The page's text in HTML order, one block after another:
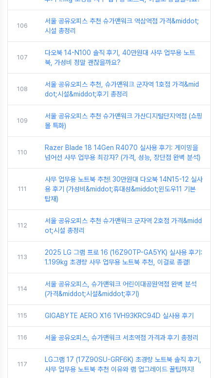
106
서울 공유오피스 추천 슈가맨워크 역삼역점 가격&middot;
시설 총정리
107
다오북 14-N100 솔직 후기, 40만원대 사무 업무용 노트
북, 가성비 정말 괜찮을까요?
108
서울 공유오피스 추천, 슈가맨워크 군자역 1호점 가격&mid
dot;시설&middot;후기 총정리
109
서울 공유오피스 추천 슈가맨워크 가산디지털단지역점 (쇼핑
몰 특화)
110
Razer Blade 18 14Gen R4070 실사용 후기: 게이밍을
넘어선 사무 업무용 최강자? (가격, 성능, 장단점 완벽 분석)
111
사무 업무용 노트북 추천! 30만원대 다오북 14N15-12 실사
용 후기 (가성비&middot;휴대성&middot;윈도우11 기본
탑재)
112
서울 공유오피스 추천 슈가맨워크 군자역 2호점 가격&midd
ot;시설 총정리
113
2025 LG 그램 프로 16 (16Z90TP-GA5YK) 실사용 후기:
1.199kg 초경량 사무 업무용 노트북 추천, 이걸로 종결!
114
서울 공유오피스, 슈가맨워크 어린이대공원역점 완벽 분석
(가격&middot;시설&middot;후기)
115 GIGABYTE AERO X16 1VH93KRC94D 실사용 후기
116 서울 공유오피스, 슈가맨워크 서초역점 가격과 후기 총정리
117
LG그램 17 (17Z90SU-GRF6K) 초경량 노트북 솔직 후기,
사무 업무용 노트북 추천 이유와 램 업그레이드 꿀팁까지!